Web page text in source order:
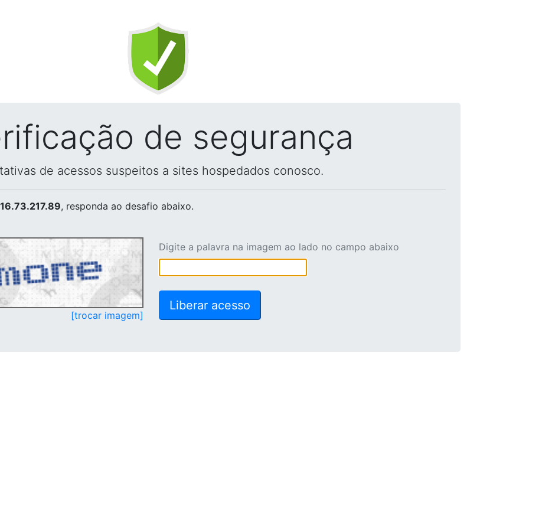
de segurança
de acessos suspeitos a sites hospedados conosco.
, responda ao desafio abaixo.
[trocar imagem]
Digite a palavra na imagem ao lado no campo abaixo